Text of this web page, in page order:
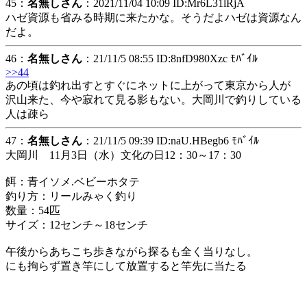
45： 名無しさん ：2021/11/04 10:09 ID:Mr6L31lRjA
ハゼ資源も省みる時期に来たかな。そうだよハゼは資源なん
だよ。
46： 名無しさん ：21/11/5 08:55 ID:8nfD980Xzc ﾓﾊﾞｲﾙ
>>44
あの頃は釣れ出すとすぐにネットに上がって東京から人が
沢山来た、今や寂れて見る影もない。大岡川で釣りしている
人は疎ら
47： 名無しさん ：21/11/5 09:39 ID:naU.HBegb6 ﾓﾊﾞｲﾙ
大岡川 11月3日（水）文化の日12：30～17：30
餌：青イソメ.ベビーホタテ
釣り方：リールみゃく釣り
数量：54匹
サイズ：12センチ～18センチ
午後からあちこち歩きながら探るも全く当りなし。
にも拘らず置き竿にして放置すると竿先に当たる